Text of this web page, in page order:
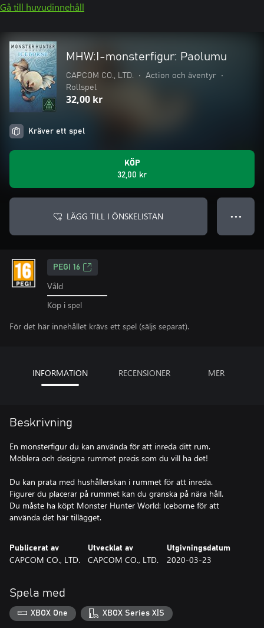
Gå till huvudinnehåll
MHW:I-monsterfigur: Paolumu
CAPCOM CO., LTD. • Action och äventyr
•
Rollspel
32,00 kr
Kräver ett spel
KÖP
32,00 kr
LÄGG TILL I ÖNSKELISTAN ● ● ●
PEGI 16
Våld
Köp i spel
För det här innehållet krävs ett spel (säljs separat).
INFORMATION RECENSIONER MER
Beskrivning
En monsterfigur du kan använda för att inreda ditt rum.
Möblera och designa rummet precis som du vill ha det!
Du kan prata med hushållerskan i rummet för att inreda.
Figurer du placerar på rummet kan du granska på nära håll.
Du måste ha köpt Monster Hunter World: Iceborne för att
använda det här tillägget.
Publicerat av
CAPCOM CO., LTD.
Utvecklat av
CAPCOM CO., LTD.
Utgivningsdatum
2020-03-23
Spela med
XBOX One XBOX Series X|S